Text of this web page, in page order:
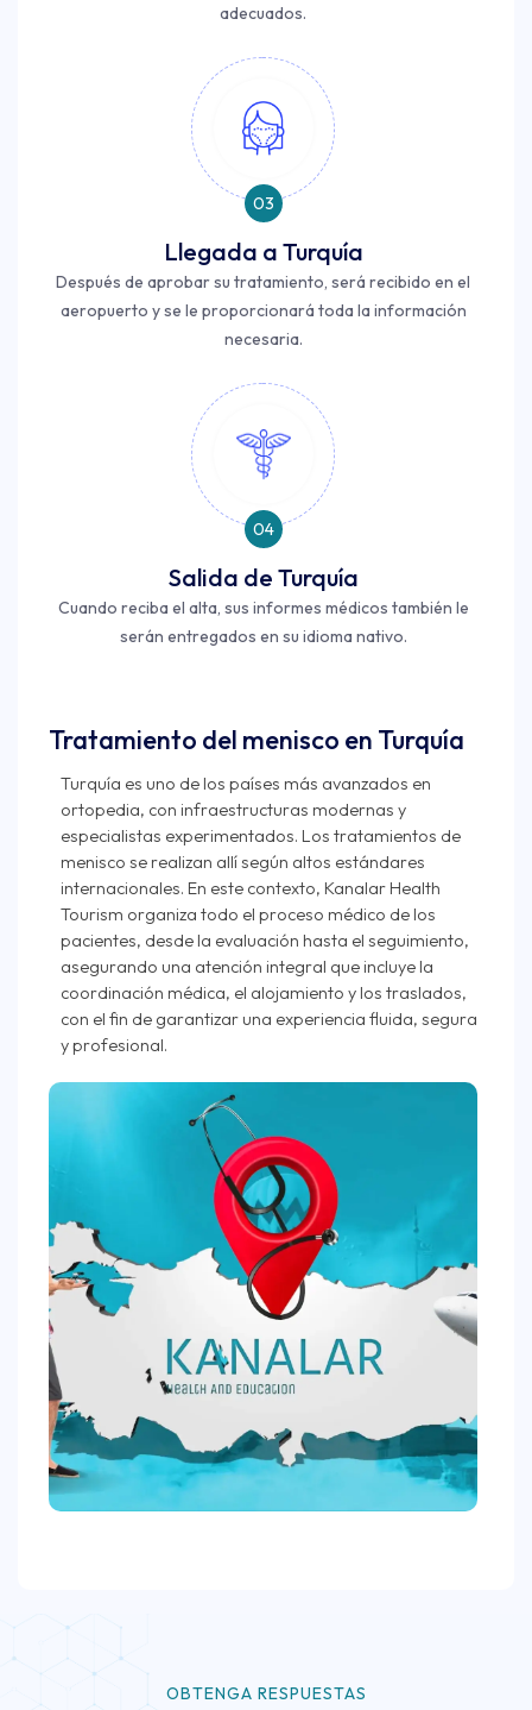
adecuados.
03
Llegada a Turquía
Después de aprobar su tratamiento, será recibido en el
aeropuerto y se le proporcionará toda la información
necesaria.
04
Salida de Turquía
Cuando reciba el alta, sus informes médicos también le
serán entregados en su idioma nativo.
Tratamiento del menisco en Turquía
Turquía es uno de los países más avanzados en
ortopedia, con infraestructuras modernas y
especialistas experimentados. Los tratamientos de
menisco se realizan allí según altos estándares
internacionales. En este contexto, Kanalar Health
Tourism organiza todo el proceso médico de los
pacientes, desde la evaluación hasta el seguimiento,
asegurando una atención integral que incluye la
coordinación médica, el alojamiento y los traslados,
con el fin de garantizar una experiencia fluida, segura
y profesional.
OBTENGA RESPUESTAS